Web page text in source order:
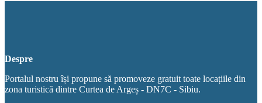
Despre
Portalul nostru își propune să promoveze gratuit toate locațiile din
zona turistică dintre Curtea de Argeș - DN7C - Sibiu.